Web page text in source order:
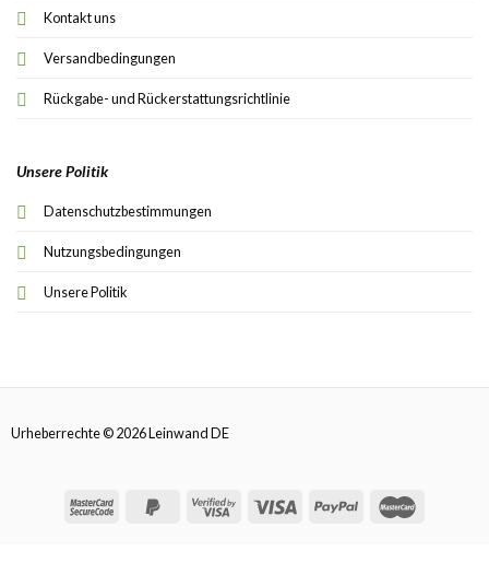
Kontakt uns
Versandbedingungen
Rückgabe- und Rückerstattungsrichtlinie
Unsere Politik
Datenschutzbestimmungen
Nutzungsbedingungen
Unsere Politik
Urheberrechte © 2026 Leinwand DE